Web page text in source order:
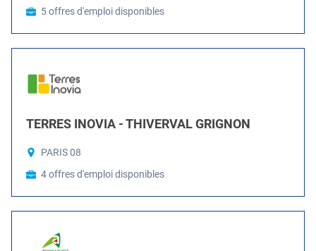
5 offres d'emploi disponibles
TERRES INOVIA - THIVERVAL GRIGNON
PARIS 08
4 offres d'emploi disponibles